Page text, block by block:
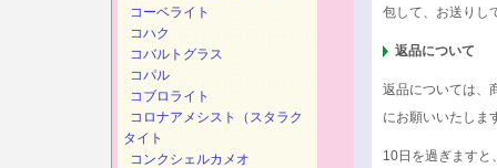
包して、お送りし
返品について
返品については、
にお願いいたしま
10日を過ぎますと
コーベライト
コハク
コバルトグラス
コパル
コブロライト
コロナアメシスト（スタラク
タイト
コンクシェルカメオ